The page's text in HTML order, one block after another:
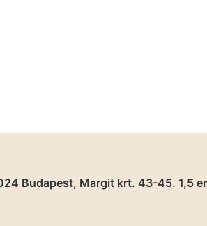
Budapest, Margit krt. 43-45. 1,5